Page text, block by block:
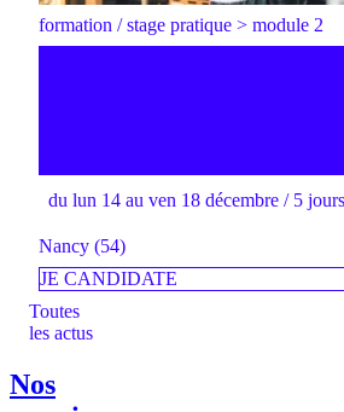
formation / stage pratique > module 2
du lun 14 au ven 18 décembre / 5 jours
Nancy (54)
JE CANDIDATE
Toutes
les actus
Nos